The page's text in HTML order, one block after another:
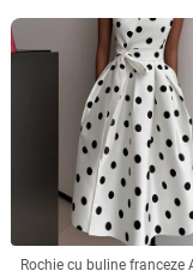
Rochie cu buline franceze